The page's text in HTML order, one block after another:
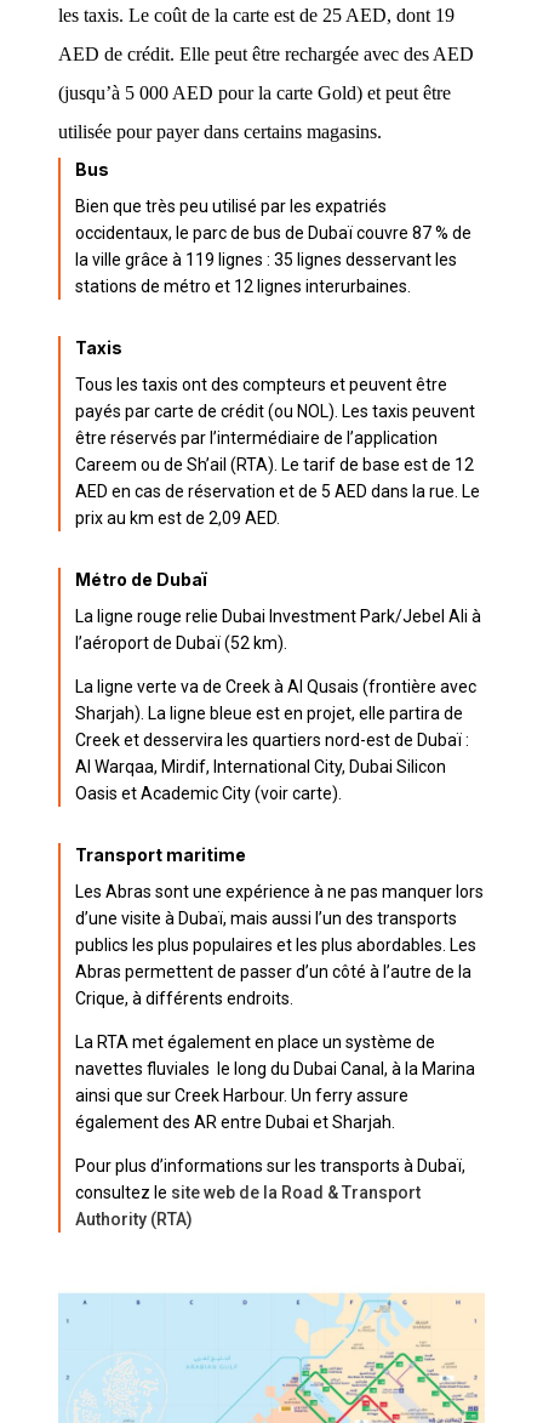
les taxis. Le coût de la carte est de 25 AED, dont 19
AED de crédit. Elle peut être rechargée avec des AED
(jusqu’à 5 000 AED pour la carte Gold) et peut être
utilisée pour payer dans certains magasins.
Bus
Bien que très peu utilisé par les expatriés
occidentaux, le parc de bus de Dubaï couvre 87 % de
la ville grâce à 119 lignes : 35 lignes desservant les
stations de métro et 12 lignes interurbaines.
Taxis
Tous les taxis ont des compteurs et peuvent être
payés par carte de crédit (ou NOL). Les taxis peuvent
être réservés par l’intermédiaire de l’application
Careem ou de Sh’ail (RTA). Le tarif de base est de 12
AED en cas de réservation et de 5 AED dans la rue. Le
prix au km est de 2,09 AED.
Métro de Dubaï
La ligne rouge relie Dubai Investment Park/Jebel Ali à
l’aéroport de Dubaï (52 km).
La ligne verte va de Creek à Al Qusais (frontière avec
Sharjah). La ligne bleue est en projet, elle partira de
Creek et desservira les quartiers nord-est de Dubaï :
Al Warqaa, Mirdif, International City, Dubai Silicon
Oasis et Academic City (voir carte).
Transport maritime
Les Abras sont une expérience à ne pas manquer lors
d’une visite à Dubaï, mais aussi l’un des transports
publics les plus populaires et les plus abordables. Les
Abras permettent de passer d’un côté à l’autre de la
Crique, à différents endroits.
La RTA met également en place un système de
navettes fluviales le long du Dubai Canal, à la Marina
ainsi que sur Creek Harbour. Un ferry assure
également des AR entre Dubai et Sharjah.
Pour plus d’informations sur les transports à Dubaï,
consultez le site web de la Road & Transport
Authority (RTA)